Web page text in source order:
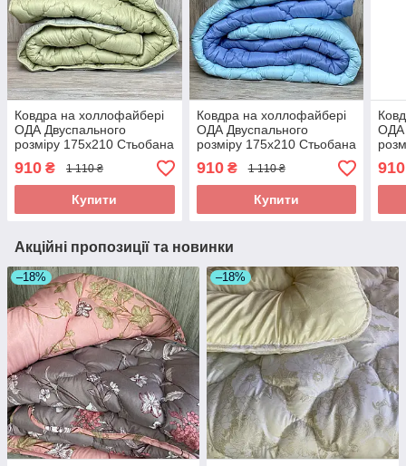
Ковдра на холлофайбері
ОДА Двуспального
розміру 175х210 Стьобана
зимова ковдра високої
якості
910 ₴ 1 110 ₴
Купити
Ковдра на холлофайбері
ОДА Двуспального
розміру 175х210 Стьобана
зимова ковдра високої
якості
910₴ 1 110 ₴
Купити
ОДА
910
Акційні пропозиції та новинки
–18% –18%